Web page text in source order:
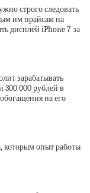
строго следовать
им прайсам на
дисплей iPhone 7 за
зарабатывать
300 000 рублей в
на его
которым опыт работы